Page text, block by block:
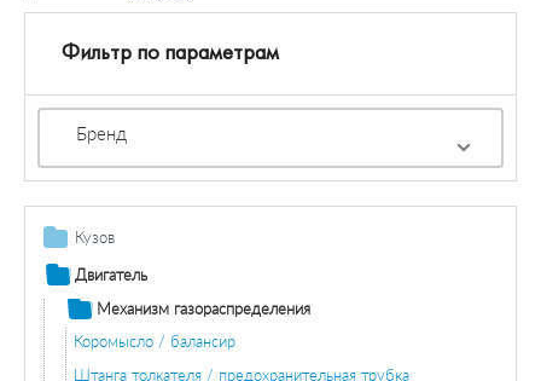
Фильтр по параметрам
Бренд
Кузов
Детали кузова / крыло / буфер
Покрытие/покрышка
Остекление / зеркала
Зеркала
Дополнительная фара / комплектующие
Противотуманная фара / комплектующие
Система освещения / сигнализация
Двигатель
Механизм газораспределения
Коромысло / балансир
Штанга толкателя / предохранительная трубка